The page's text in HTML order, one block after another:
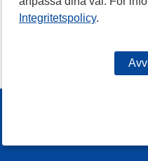
Integritetspolicy.